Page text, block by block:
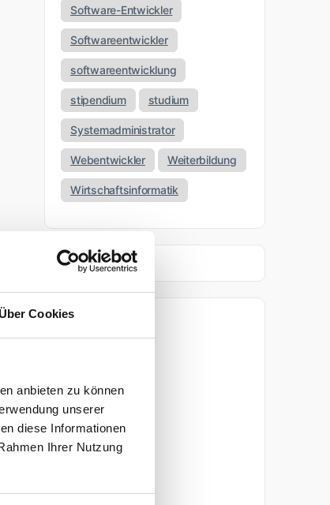
Über Cookies
anbieten zu können
unserer
diese Informationen
Ihrer Nutzung
Software-Entwickler
Softwareentwickler
softwareentwicklung
stipendium studium
Systemadministrator
Webentwickler Weiterbildung
Wirtschaftsinformatik
April 2026
März 2026
November 2025
Oktober 2025